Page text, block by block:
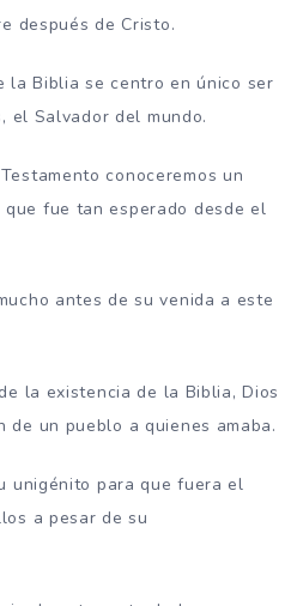
después de Cristo.
la Biblia se centro en único ser
el Salvador del mundo.
conoceremos un
que fue tan esperado desde el
antes de su venida a este
la existencia de la Biblia, Dios
de un pueblo a quienes amaba.
unigénito para que fuera el
a pesar de su